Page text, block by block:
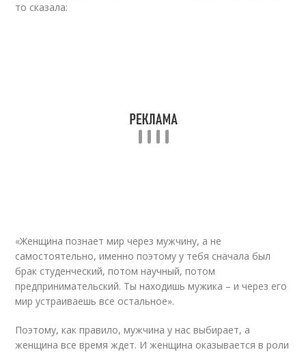
то сказала:
«Женщина познает мир через мужчину, а не
самостоятельно, именно поэтому у тебя сначала был
брак студенческий, потом научный, потом
предпринимательский. Ты находишь мужика – и через его
мир устраиваешь все остальное».
Поэтому, как правило, мужчина у нас выбирает, а
женщина все время ждет. И женщина оказывается в роли